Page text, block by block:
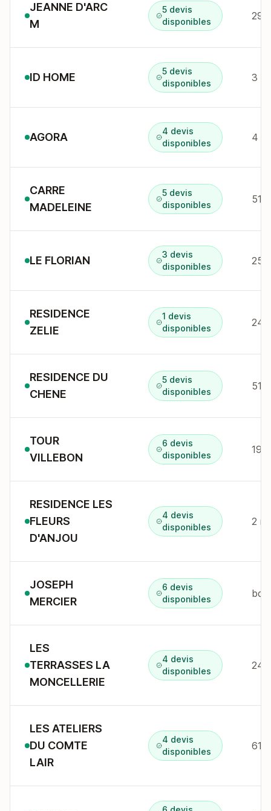
JEANNE D'ARC
M
5 devis
disponibles
29 r
ID HOME
5 devis
disponibles
3
AGORA
4 devis
disponibles
4
CARRE
MADELEINE
5 devis
disponibles
51
LE FLORIAN
3 devis
disponibles
257
RESIDENCE
ZELIE
1 devis
disponibles
RESIDENCE DU
CHENE
5 devis
disponibles
51
TOUR
VILLEBON
6 devis
disponibles
19 r
RESIDENCE LES
FLEURS
D'ANJOU
4 devis
disponibles
JOSEPH
MERCIER
6 devis
disponibles
bd
LES
TERRASSES LA
MONCELLERIE
4 devis
disponibles
LES ATELIERS
DU COMTE
LAIR
4 devis
disponibles
61